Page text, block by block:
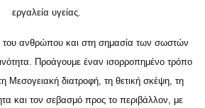
εργαλεία υγείας.
του ανθρώπου και στη σημασία των σωστών
Προάγουμε έναν ισορροπημένο τρόπο
Μεσογειακή διατροφή, τη θετική σκέψη, τη
και τον σεβασμό προς το περιβάλλον, με